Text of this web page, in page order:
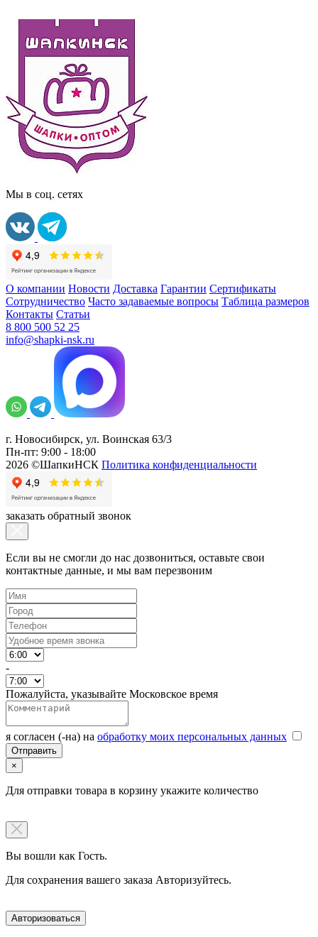
Мы в соц. сетях
О компании Новости Доставка Гарантии Сертификаты
Сотрудничество Часто задаваемые вопросы Таблица размеров
Контакты Статьи
8 800 500 52 25
info@shapki-nsk.ru
г. Новосибирск, ул. Воинская 63/3
Пн-пт: 9:00 - 18:00
2026 ©ШапкиНСК Политика конфиденциальности
заказать обратный звонок
Если вы не смогли до нас дозвониться, оставьте свои
контактные данные, и мы вам перезвоним
-
Пожалуйста, указывайте Московское время
я согласен (-на) на обработку моих персональных данных
×
Для отправки товара в корзину укажите количество
Вы вошли как Гость.
Для сохранения вашего заказа Авторизуйтесь.
Авторизоваться